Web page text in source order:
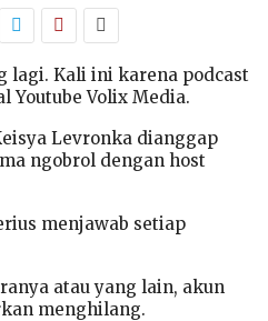
lagi. Kali ini karena podcast
Youtube Volix Media.
Levronka dianggap
ngobrol dengan host
menjawab setiap
atau yang lain, akun
menghilang.